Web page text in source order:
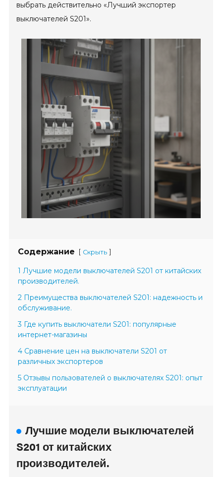
выбрать действительно «Лучший экспортер
выключателей S201».
Содержание [ Скрыть ]
1 Лучшие модели выключателей S201 от китайских
производителей.
2 Преимущества выключателей S201: надежность и
обслуживание.
3 Где купить выключатели S201: популярные
интернет-магазины
4 Сравнение цен на выключатели S201 от
различных экспортеров
5 Отзывы пользователей о выключателях S201: опыт
эксплуатации
Лучшие модели выключателей
S201 от китайских
производителей.